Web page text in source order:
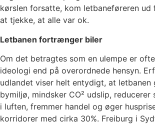
kørslen forsatte, kom letbaneføreren ud
at tjekke, at alle var ok.
Letbanen fortrænger biler
Om det betragtes som en ulempe er
ideologi end på overordnede hensyn.
udlandet viser helt entydigt, at letbanen
bymiljø, mindsker CO² udslip,
i luften, fremmer handel og øger
korridorer med cirka 30%. Freiburg i